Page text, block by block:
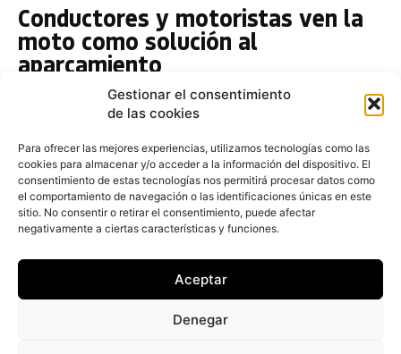
Gestionar el consentimiento
de las cookies
Para ofrecer las mejores experiencias, utilizamos tecnologías como las
cookies para almacenar y/o acceder a la información del dispositivo. El
consentimiento de estas tecnologías nos permitirá procesar datos como
el comportamiento de navegación o las identificaciones únicas en este
sitio. No consentir o retirar el consentimiento, puede afectar
negativamente a ciertas características y funciones.
Aceptar
Denegar
Conductores y motoristas ven la
moto como solución al
aparcamiento
8 de julio de 2021
Un 94% de motoristas y un 87% de automovilistas
problemas y aparcamiento en las grandes ciudades
El precio medio del seguro de
moto cae un 5,2% en el primer
trimestre
Redacción - 29 de abril de 2019
La prima media del seguro de moto ha descendido un
5,2% en el primer trimestre de 2019 en comparación
con el mismo periodo del año anterior, y ha pasado de